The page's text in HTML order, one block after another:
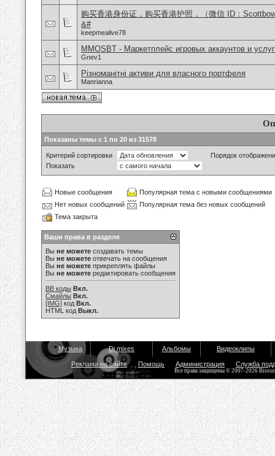
购买香港身份证，购买香港护照，（微信 ID：
&#
keepmealive78
MMOSBT - Маркетплейс игровых аккаунтов и услуг
Gnev1
Різноманітні активи для власного портфеля
Manrianna
Показаны темы с 1 по 20 из 31578
Критерий сортировки
Порядок
Показать
Новые сообщения
Популярная тема с новыми сообщениями
Нет новых сообщений
Популярная тема без новых сообщений
Тема закрыта
Ваши права в разделе
Вы не можете создавать темы
Вы не можете отвечать на сообщения
Вы не можете прикреплять файлы
Вы не можете редактировать сообщения
BB коды Вкл.
Смайлы Вкл.
[IMG] код Вкл.
HTML код Выкл.
Музыка Dj mixes Альбомы Видеоклипы
Реклама на сайте Помощь Администрация Служба
Все права защищены © 2007-2026